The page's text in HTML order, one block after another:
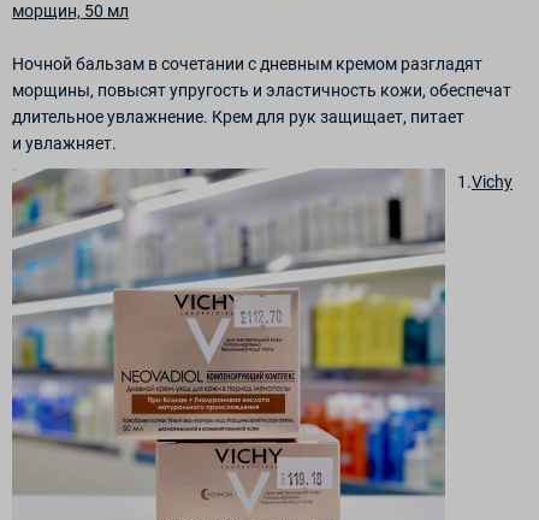
морщин, 50 мл
Ночной бальзам в сочетании с дневным кремом разгладят
морщины, повысят упругость и эластичность кожи, обеспечат
длительное увлажнение. Крем для рук защищает, питает
и увлажняет.
1.Vichy